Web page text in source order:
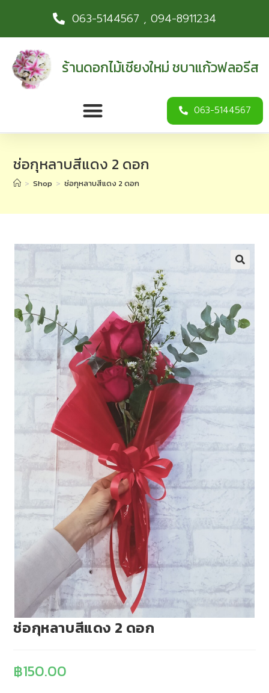
063-5144567 , 094-8911234
ร้านดอกไม้เชียงใหม่ ชบาแก้วฟลอรีส
063-5144567
ช่อกุหลาบสีแดง 2 ดอก
> Shop > ช่อกุหลาบสีแดง 2 ดอก
ช่อกุหลาบสีแดง 2 ดอก
฿150.00